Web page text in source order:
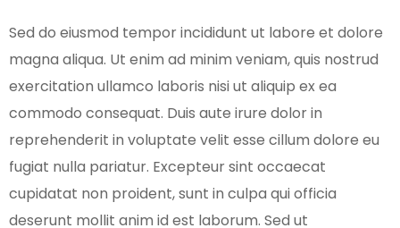
Sed do eiusmod tempor incididunt ut labore et dolore
magna aliqua. Ut enim ad minim veniam, quis nostrud
exercitation ullamco laboris nisi ut aliquip ex ea
commodo consequat. Duis aute irure dolor in
reprehenderit in voluptate velit esse cillum dolore eu
fugiat nulla pariatur. Excepteur sint occaecat
cupidatat non proident, sunt in culpa qui officia
deserunt mollit anim id est laborum. Sed ut